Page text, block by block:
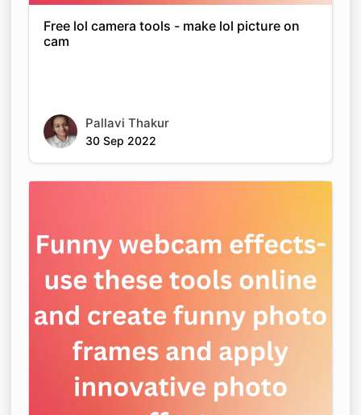
Free lol camera tools - make lol picture on
cam
Pallavi Thakur
30 Sep 2022